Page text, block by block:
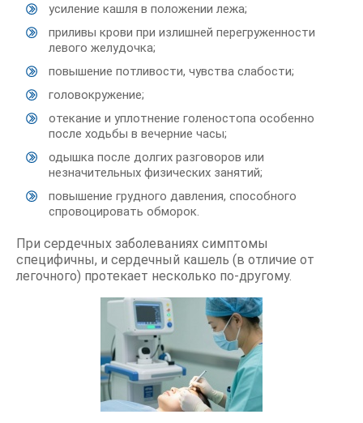
усиление кашля в положении лежа;
приливы крови при излишней перегруженности
левого желудочка;
повышение потливости, чувства слабости;
головокружение;
отекание и уплотнение голеностопа особенно
после ходьбы в вечерние часы;
одышка после долгих разговоров или
незначительных физических занятий;
повышение грудного давления, способного
спровоцировать обморок.
При сердечных заболеваниях симптомы
специфичны, и сердечный кашель (в отличие от
легочного) протекает несколько по-другому.